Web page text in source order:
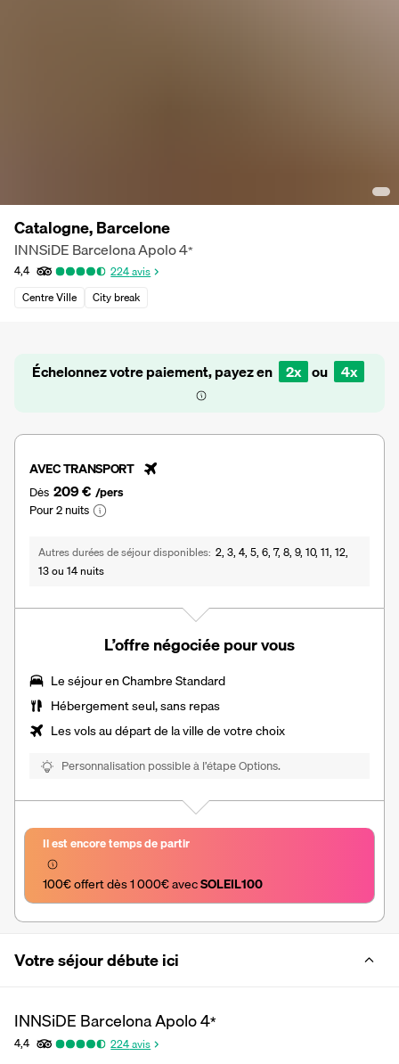
Catalogne, Barcelone
INNSiDE Barcelona Apolo4*
4,4 224avis
Centre Ville
City break
Échelonnez votre paiement, payez en 2x ou 4x
AVEC TRANSPORT
Dès 209 € /pers
Pour 2 nuits
Autres durées de séjour disponibles 2, 3, 4, 5, 6, 7, 8, 9, 10, 11, 12,
13 ou 14 nuits
L’offre négociée pour vous
Le séjour en Chambre Standard
Hébergement seul, sans repas
Les vols au départ de la ville de votre choix
Personnalisation possible à l’étape Options.
Il est encore temps de partir
100€ offert dès 1 000€ avec SOLEIL100
Votre séjour débute ici
INNSiDE Barcelona Apolo4*
4,4 224avis